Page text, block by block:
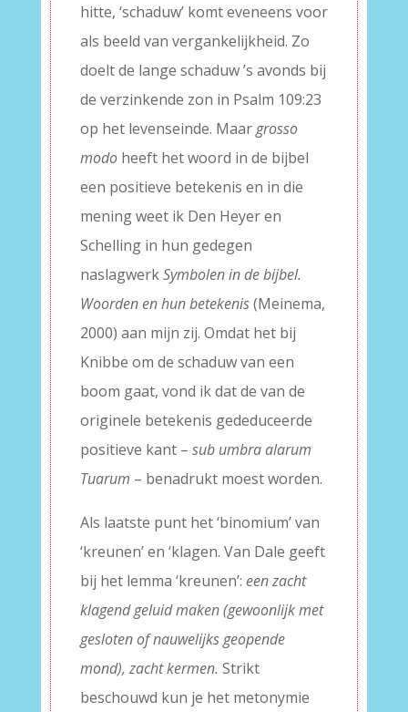
hitte, ‘schaduw’ komt eveneens voor
als beeld van vergankelijkheid. Zo
doelt de lange schaduw ’s avonds bij
de verzinkende zon in Psalm 109:23
op het levenseinde. Maargrosso
modoheeft het woord in de bijbel
een positieve betekenis en in die
mening weet ik Den Heyer en
Schelling in hun gedegen
naslagwerkSymbolen in de bijbel.
Woorden en hun betekenis(Meinema,
2000) aan mijn zij. Omdat het bij
Knibbe om de schaduw van een
boom gaat, vond ik dat de van de
originele betekenis gededuceerde
positieve kant – sub umbra alarum
Tuarum – benadrukt moest worden.
Als laatste punt het ‘binomium’ van
‘kreunen’ en ‘klagen. Van Dale geeft
bij het lemma ‘kreunen’: een zacht
klagend geluid maken (gewoonlijk met
gesloten of nauwelijks geopende
mond), zacht kermen. Strikt
beschouwd kun je het metonymie